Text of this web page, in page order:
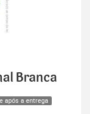
Branca
após a entrega